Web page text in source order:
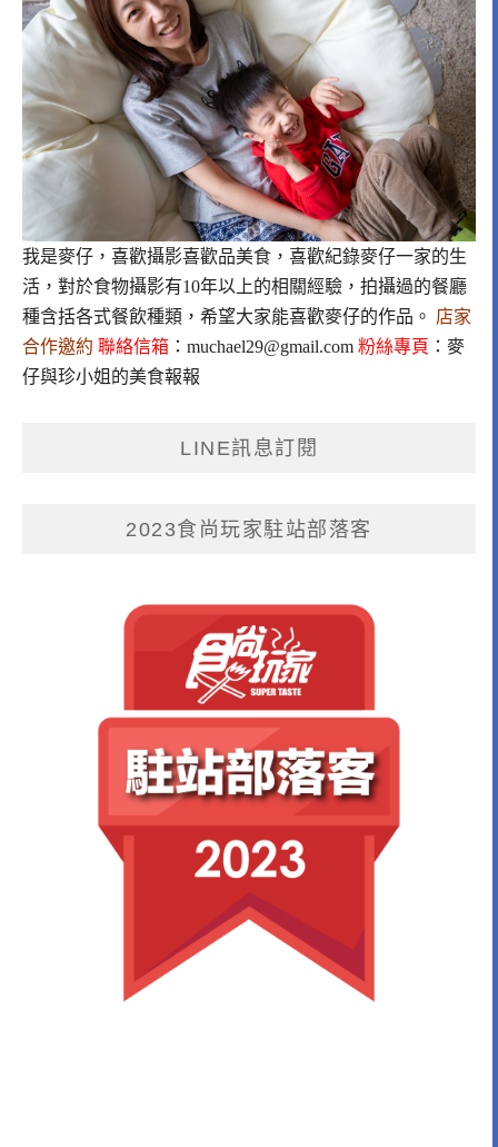
我是麥仔，喜歡攝影喜歡品美食，喜歡紀錄麥仔一家的生
活，對於食物攝影有10年以上的相關經驗，拍攝過的餐廳
種含括各式餐飲種類，希望大家能喜歡麥仔的作品。 店家
合作邀約 聯絡信箱 ： muchael29@gmail.com 粉絲專頁 ： 麥
仔與珍小姐的美食報報
LINE訊息訂閱
2023食尚玩家駐站部落客